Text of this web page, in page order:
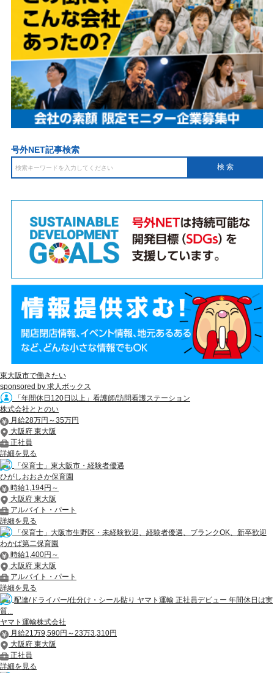
号外NET記事検索
東大阪市で働きたい
sponsored by 求人ボックス
「年間休日120日以上」看護師/訪問看護ステーション
株式会社ととのい
月給28万円～35万円
大阪府 東大阪
正社員
詳細を見る
「保育士」東大阪市・経験者優遇
ひがしおおさか保育園
時給1,194円～
大阪府 東大阪
アルバイト・パート
詳細を見る
「保育士」大阪市生野区・未経験歓迎、経験者優遇、ブランクOK、新卒歓迎
わかば第二保育園
時給1,400円～
大阪府 東大阪
アルバイト・パート
詳細を見る
配達/ドライバー/仕分け・シール貼り ヤマト運輸 正社員デビュー 年間休日は実
質...
ヤマト運輸株式会社
月給21万9,590円～23万3,310円
大阪府 東大阪
正社員
詳細を見る